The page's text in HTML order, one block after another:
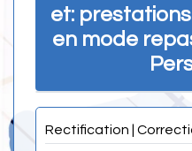
et:
en mode
Rectification |